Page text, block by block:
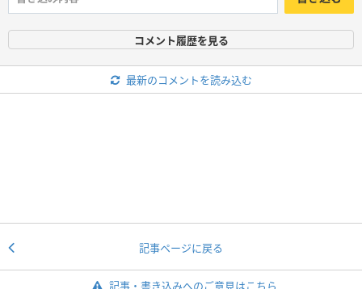
コメント履歴を見る
最新のコメントを読み込む
記事ページに戻る
記事・書き込みへのご意見はこちら